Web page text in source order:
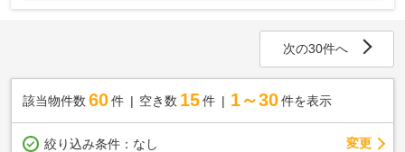
次の30件へ
該当物件数 60件 空き数 15 件 1～30 件を表示
絞り込み条件： なし 変更